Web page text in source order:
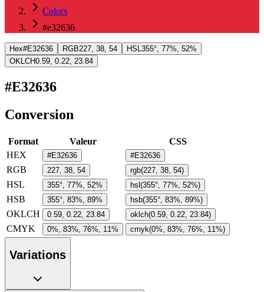
Colors
#e32636
Hex#E32636 RGB227, 38, 54 HSL355°, 77%, 52%
OKLCH0.59, 0.22, 23.84
#E32636
Conversion
Format Valeur
CSS
HEX
#E32636 #E32636
RGB 227, 38, 54 rgb(227, 38, 54)
HSL 355°, 77%, 52% hsl(355°, 77%, 52%)
HSB 355°, 83%, 89% hsb(355°, 83%, 89%)
OKLCH 0.59, 0.22, 23.84 oklch(0.59, 0.22, 23.84)
CMYK 0%, 83%, 76%, 11% cmyk(0%, 83%, 76%, 11%)
Variations